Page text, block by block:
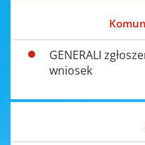
GENERALI
wniosek